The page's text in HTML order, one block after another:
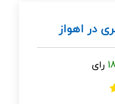
در اهواز
رای